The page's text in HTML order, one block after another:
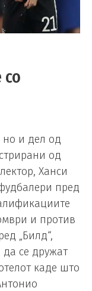
но и дел од
од
Ханси
пред
и против
„Билд“,
се дружат
каде што